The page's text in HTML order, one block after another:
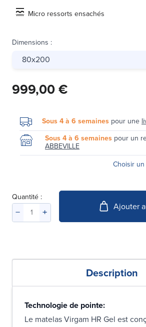
Micro ressorts ensachés
Dimensions :
80x200
999,00 €
Sous 4 à 6 semaines pour une
Sous 4 à 6 semaines pour un
ABBEVILLE
Choisir
Quantité :
Ajouter
Description
Technologie de pointe:
Le matelas Virgam HR Gel est